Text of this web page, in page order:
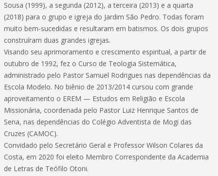
Sousa (1999), a segunda (2012), a terceira (2013) e a quarta
(2018) para o grupo e igreja do Jardim São Pedro. Todas foram
muito bem-sucedidas e resultaram em batismos. Os dois grupos
construíram duas grandes igrejas.
Visando seu aprimoramento e crescimento espiritual, a partir de
outubro de 1992, fez o Curso de Teologia Sistemática,
administrado pelo Pastor Samuel Rodrigues nas dependências da
Escola Modelo. No biênio de 2013/2014 cursou com grande
aproveitamento o EREM — Estudos em Religião e Escola
Missionária, coordenada pelo Pastor Luiz Henrique Santos de
Sena, nas dependências do Colégio Adventista de Mogi das
Cruzes (CAMOC).
Convidado pelo Secretário Geral e Professor Wilson Colares da
Costa, em 2020 foi eleito Membro Correspondente da Academia
de Letras de Teófilo Otoni.